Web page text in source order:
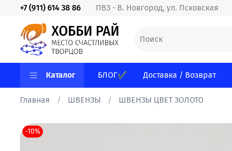
ПВЗ - В. Новгород, ул. Псковская
+7 (911) 614 38 86
Каталог БЛОГ✔ Доставка / Возврат
Главная ШВЕНЗЫ ШВЕНЗЫ ЦВЕТ ЗОЛОТО
-10%